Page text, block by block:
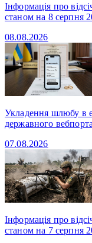
Інформація про
станом на 8 серпня
08.08.2026
Укладення шлюбу в
державного
07.08.2026
Інформація про
станом на 7 серпня